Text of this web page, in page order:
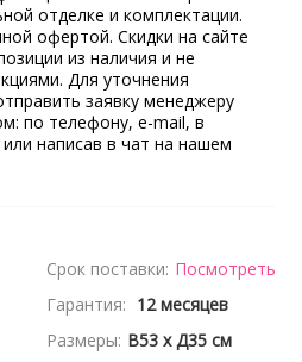
отделке и комплектации.
офертой. Скидки на сайте
из наличия и не
Для уточнения
заявку менеджеру
по телефону, e-mail, в
написав в чат на нашем
Срок поставки: Посмотреть
Гарантия: 12 месяцев
Размеры: В53 x Д35 см